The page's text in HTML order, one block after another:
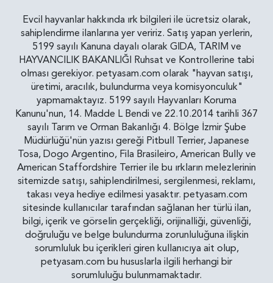
Evcil hayvanlar hakkında ırk bilgileri ile ücretsiz olarak,
sahiplendirme ilanlarına yer veririz. Satış yapan yerlerin,
5199 sayılı Kanuna dayalı olarak GIDA, TARIM ve
HAYVANCILIK BAKANLIĞI Ruhsat ve Kontrollerine tabi
olması gerekiyor. petyasam.com olarak "hayvan satışı,
üretimi, aracılık, bulundurma veya komisyonculuk"
yapmamaktayız. 5199 sayılı Hayvanları Koruma
Kanunu'nun, 14. Madde L Bendi ve 22.10.2014 tarihli 367
sayılı Tarım ve Orman Bakanlığı 4. Bölge İzmir Şube
Müdürlüğü'nün yazısı gereği Pitbull Terrier, Japanese
Tosa, Dogo Argentino, Fila Brasileiro, American Bully ve
American Staffordshire Terrier ile bu ırkların melezlerinin
sitemizde satışı, sahiplendirilmesi, sergilenmesi, reklamı,
takası veya hediye edilmesi yasaktır. petyasam.com
sitesinde kullanıcılar tarafından sağlanan her türlü ilan,
bilgi, içerik ve görselin gerçekliği, orijinalliği, güvenliği,
doğruluğu ve belge bulundurma zorunluluğuna ilişkin
sorumluluk bu içerikleri giren kullanıcıya ait olup,
petyasam.com bu hususlarla ilgili herhangi bir
sorumluluğu bulunmamaktadır.